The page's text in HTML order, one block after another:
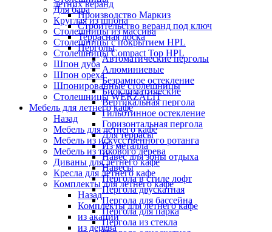
летних веранд
Производство Маркиз
Строительство веранд под ключ
Террасная доска
Перголы
Автоматические перголы
Алюминиевые
Безрамное остекление
Биоклиматические
Вертикальная пергола
Гильотинное остекление
Горизонтальная пергола
Для террасы
Из металла
Навес для зоны отдыха
Навесы
Пергола в стиле лофт
Пергола двускатная
Пергола для бассейна
Пергола для парка
Пергола из стекла
Для бара
Круглая из шпона
Столешницы из массива
Столешницы с покрытием HPL
Столешницы Сompact Top HPL
Шпон дуба
Шпон ореха
Шпонированные столешницы
Столешницы WERZALIT
Мебель для летнего кафе
Назад
Мебель для летнего кафе
Мебель из искусственного ротанга
Мебель из тикового дерева
Диваны для летнего кафе
Кресла для летнего кафе
Комплекты для летнего кафе
Назад
Комплекты для летнего кафе
из акации
из дерева